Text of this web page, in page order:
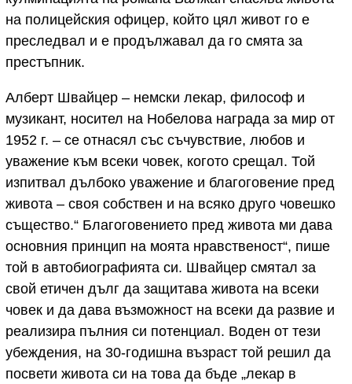
на полицейския офицер, който цял живот го е
преследвал и е продължавал да го смята за
престъпник.
Алберт Швайцер – немски лекар, философ и
музикант, носител на Нобелова награда за мир от
1952 г. – се отнасял със съчувствие, любов и
уважение към всеки човек, когото срещал. Той
изпитвал дълбоко уважение и благоговение пред
живота – своя собствен и на всяко друго човешко
същество.“ Благоговението пред живота ми дава
основния принцип на моята нравственост“, пише
той в автобиографията си. Швайцер смятал за
свой етичен дълг да защитава живота на всеки
човек и да дава възможност на всеки да развие и
реализира пълния си потенциал. Воден от тези
убеждения, на 30-годишна възраст той решил да
посвети живота си на това да бъде „лекар в